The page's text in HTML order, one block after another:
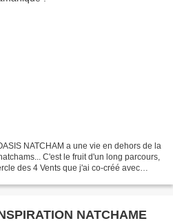
NATCHAM a une vie en dehors de la
C'est le fruit d'un long parcours,
des 4 Vents que j'ai co-créé avec
NATCHAME